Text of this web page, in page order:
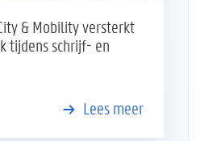
& Mobility versterkt
tijdens schrijf- en
Lees meer